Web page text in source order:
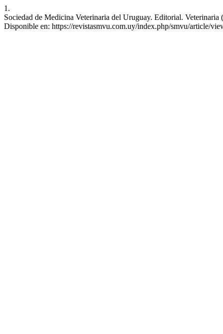
1.
Sociedad de Medicina Veterinaria del Uruguay. Editorial.
Disponible en: https://revistasmvu.com.uy/index.php/smvu/article/